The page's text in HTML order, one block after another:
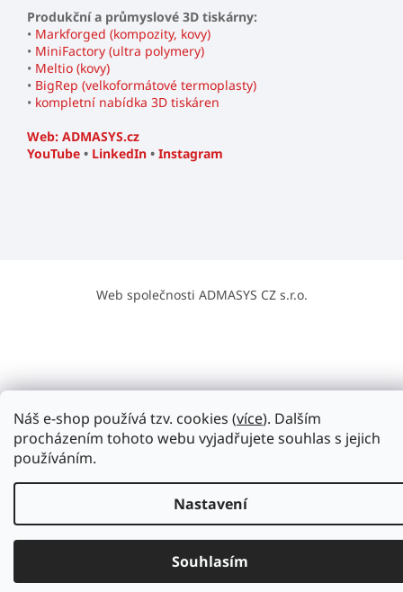
Náš e-shop používá tzv. cookies (více). Dalším
procházením tohoto webu vyjadřujete souhlas s jejich
používáním.
Nastavení
Souhlasím
Produkční a průmyslové 3D tiskárny:
• Markforged (kompozity, kovy)
• MiniFactory (ultra polymery)
• Meltio (kovy)
• BigRep (velkoformátové termoplasty)
• kompletní nabídka 3D tiskáren
Web: ADMASYS.cz
YouTube • LinkedIn • Instagram
Web společnosti ADMASYS CZ s.r.o.